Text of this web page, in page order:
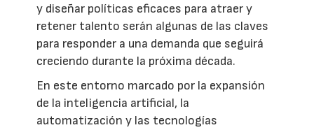
y diseñar políticas eficaces para atraer y
retener talento serán algunas de las claves
para responder a una demanda que seguirá
creciendo durante la próxima década.
En este entorno marcado por la expansión
de la inteligencia artificial, la
automatización y las tecnologías